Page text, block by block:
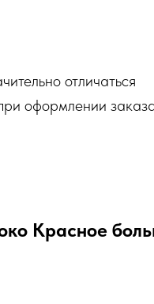
отличаться
оформлении
Красное